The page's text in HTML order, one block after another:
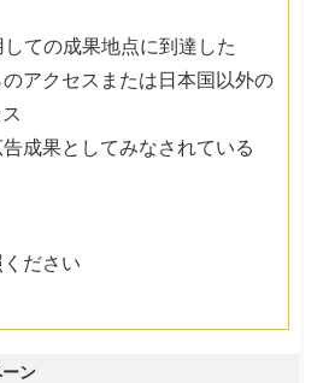
しての成果地点に到達した
のアクセスまたは日本国以外の
告成果としてみなされている
ださい
ン